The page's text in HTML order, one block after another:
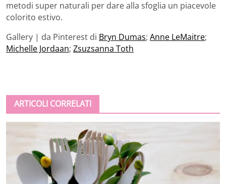
metodi super naturali per dare alla sfoglia un piacevole
colorito estivo.
Gallery | da Pinterest di Bryn Dumas; Anne LeMaitre;
Michelle Jordaan; Zsuzsanna Toth
ARTICOLI CORRELATI